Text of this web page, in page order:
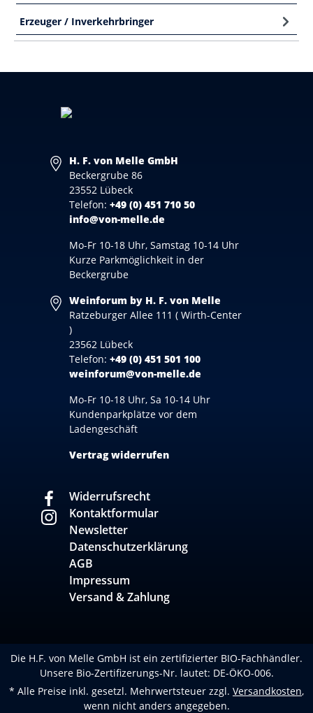
Erzeuger / Inverkehrbringer
H. F. von Melle GmbH
Beckergrube 86
23552 Lübeck
Telefon: +49 (0) 451 710 50
info@von-melle.de
Mo-Fr 10-18 Uhr, Samstag 10-14 Uhr
Kurze Parkmöglichkeit in der
Beckergrube
Weinforum by H. F. von Melle
Ratzeburger Allee 111 ( Wirth-Center
)
23562 Lübeck
Telefon: +49 (0) 451 501 100
weinforum@von-melle.de
Mo-Fr 10-18 Uhr, Sa 10-14 Uhr
Kundenparkplätze vor dem
Ladengeschäft
Vertrag widerrufen
Widerrufsrecht
Kontaktformular
Newsletter
Datenschutzerklärung
AGB
Impressum
Versand & Zahlung
Die H.F. von Melle GmbH ist ein zertifizierter BIO-Fachhändler.
Unsere Bio-Zertifizerungs-Nr. lautet: DE-ÖKO-006.
* Alle Preise inkl. gesetzl. Mehrwertsteuer zzgl. Versandkosten,
wenn nicht anders angegeben.